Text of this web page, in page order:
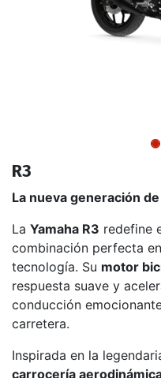
R3
La nueva generación
La Yamaha R3 redefine
combinación perfecta
tecnología. Su motor
respuesta suave y
conducción
carretera.
Inspirada en la
carrocería